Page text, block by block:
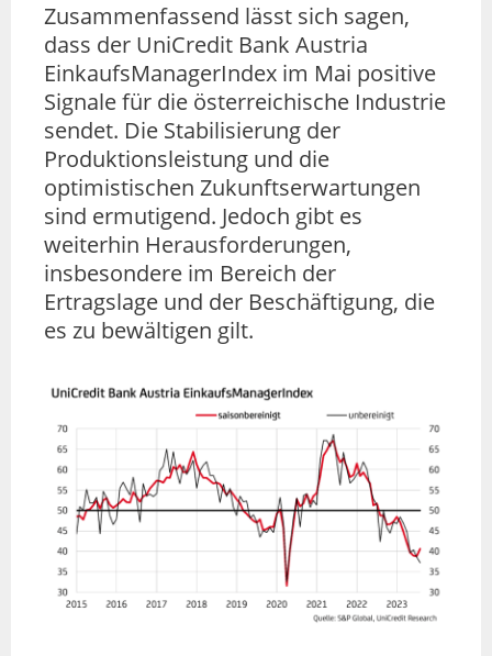
Zusammenfassend lässt sich sagen,
dass der UniCredit Bank Austria
EinkaufsManagerIndex im Mai positive
Signale für die österreichische Industrie
sendet. Die Stabilisierung der
Produktionsleistung und die
optimistischen Zukunftserwartungen
sind ermutigend. Jedoch gibt es
weiterhin Herausforderungen,
insbesondere im Bereich der
Ertragslage und der Beschäftigung, die
es zu bewältigen gilt.